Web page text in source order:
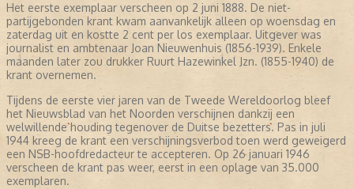
Het eerste exemplaar verscheen op 2 juni 1888. De niet-
partijgebonden krant kwam aanvankelijk alleen op woensdag en
zaterdag uit en kostte 2 cent per los exemplaar. Uitgever was
journalist en ambtenaar Joan Nieuwenhuis (1856-1939). Enkele
maanden later zou drukker Ruurt Hazewinkel Jzn. (1855-1940) de
krant overnemen.
Tijdens de eerste vier jaren van de Tweede Wereldoorlog bleef
het Nieuwsblad van het Noorden verschijnen dankzij een
welwillende houding tegenover de Duitse bezetters. Pas in juli
1944 kreeg de krant een verschijningsverbod toen werd geweigerd
een NSB-hoofdredacteur te accepteren. Op 26 januari 1946
verscheen de krant pas weer, eerst in een oplage van 35.000
exemplaren.